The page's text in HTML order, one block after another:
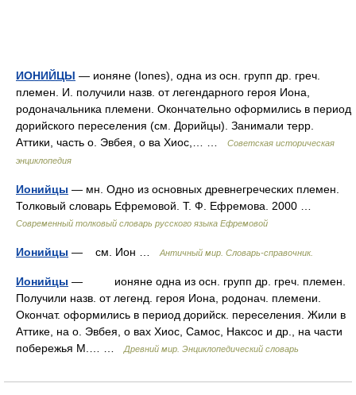
ИОНИЙЦЫ — ионяне (Iones), одна из осн. групп др. греч.
племен. И. получили назв. от легендарного героя Иона,
родоначальника племени. Окончательно оформились в период
дорийского переселения (см. Дорийцы). Занимали терр.
Аттики, часть о. Эвбея, о ва Хиос,… …
Советская историческая
энциклопедия
Ионийцы — мн. Одно из основных древнегреческих племен.
Толковый словарь Ефремовой. Т. Ф. Ефремова. 2000 …
Современный толковый словарь русского языка Ефремовой
Ионийцы — см. Ион … Античный мир. Словарь-справочник.
Ионийцы — ионяне одна из осн. групп др. греч. племен.
Получили назв. от легенд. героя Иона, родонач. племени.
Окончат. оформились в период дорийск. переселения. Жили в
Аттике, на о. Эвбея, о вах Хиос, Самос, Наксос и др., на части
побережья М.… …
Древний мир. Энциклопедический словарь